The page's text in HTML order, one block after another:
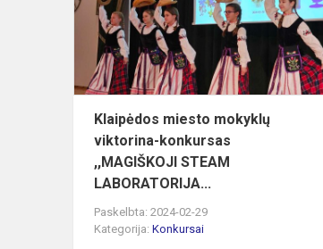
Klaipėdos miesto mokyklų
viktorina-konkursas
,,MAGIŠKOJI STEAM
LABORATORIJA...
Paskelbta: 2024-02-29
Kategorija: Konkursai